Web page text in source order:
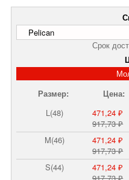
Срок
Размер:
Цена:
L(48)
917,73 ₽
471,24 ₽
M(46)
917,73 ₽
471,24 ₽
S(44)
917,73 ₽
471,24 ₽